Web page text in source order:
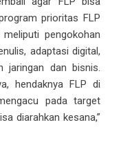
prioritas FLP
pengokohan
adaptasi digital,
jaringan dan bisnis.
hendaknya FLP di
pada target
diarahkan kesana,”